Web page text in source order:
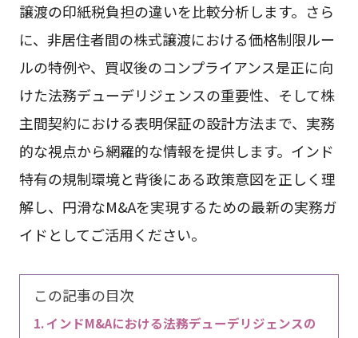
譲渡の印紙税負担の違いを比較分析します。さら
に、非居住者間の株式譲渡における価格制限ルー
ルの特例や、買収後のコンプライアンス是正に向
けた法務デューデリジェンスの重要性、そして株
主間契約における表明保証の設計方法まで、実務
的な視点から網羅的な情報を提供します。インド
特有の規制環境と背後にある政策意図を正しく理
解し、円滑なM&Aを実現するための最新の実務ガ
イドとしてご活用ください。
この記事の目次
インドM&Aにおける法務デューデリジェンスの